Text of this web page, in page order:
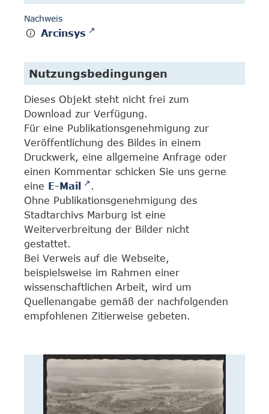
Nachweis
Arcinsys
Nutzungsbedingungen
Dieses Objekt steht nicht frei zum
Download zur Verfügung.
Für eine Publikationsgenehmigung zur
Veröffentlichung des Bildes in einem
Druckwerk, eine allgemeine Anfrage oder
einen Kommentar schicken Sie uns gerne
eine E-Mail
.
Ohne Publikationsgenehmigung des
Stadtarchivs Marburg ist eine
Weiterverbreitung der Bilder nicht
gestattet.
Bei Verweis auf die Webseite,
beispielsweise im Rahmen einer
wissenschaftlichen Arbeit, wird um
Quellenangabe gemäß der nachfolgenden
empfohlenen Zitierweise gebeten.